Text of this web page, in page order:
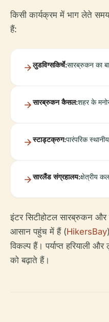
किसी कार्यक्रम में भाग लेते
हैं:
लुडविग्सकिर्चे:सारब्रुकन का
सारब्रुकन कैसल:शहर के
स्टाड्टक्रुग:पारंपरिक
सारलैंड संग्रहालय:क्षेत्रीय
इंटर सिटीहोटल सारब्रुकन
आसान पहुंच में हैं (HikersBay
विकल्प हैं। पर्याप्त हरियाली
को बढ़ाते हैं।